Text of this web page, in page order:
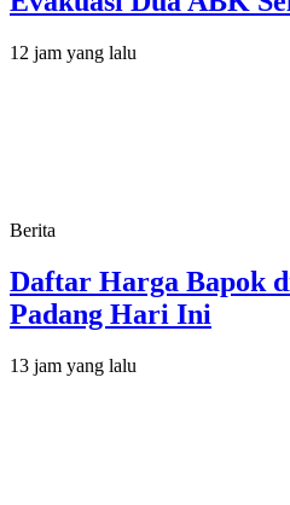
12 jam yang lalu
Berita
Daftar Harga Bapok
Padang Hari Ini
13 jam yang lalu